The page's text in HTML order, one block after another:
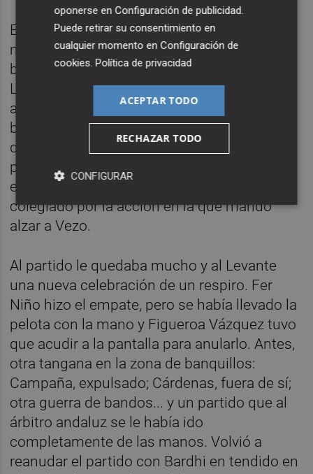
El VAR dictó sentencia y reanudó el partido,
mientras en el área técnica se librabra una
batalla paralela al encuentro, entre Soldado,
Luis García Plaza, Melero y Manolo Reina,
además de otros futbolistas. Los
bermellones recriminaron a los granotas
que, en el tanto de Soldado, no habían
parado el juego, mientras que los jugadores
el Levante protestaron la actitud del
colegiado por la acción en la que mandó
alzar a Vezo.
Al partido le quedaba mucho y al Levante
una nueva celebración de un respiro. Fer
Niño hizo el empate, pero se había llevado la
pelota con la mano y Figueroa Vázquez tuvo
que acudir a la pantalla para anularlo. Antes,
otra tangana en la zona de banquillos:
Campaña, expulsado; Cárdenas, fuera de sí;
otra guerra de bandos... y un partido que al
árbitro andaluz se le había ido
completamente de las manos. Volvió a
reanudar el partido con Bardhi en tendido en
oponerse enConfiguración de publicidad.
Puede retirar su consentimiento en
cualquier momento enConfiguración de
cookies.Política de privacidad
ACEPTAR TODO
RECHAZAR TODO
CONFIGURAR